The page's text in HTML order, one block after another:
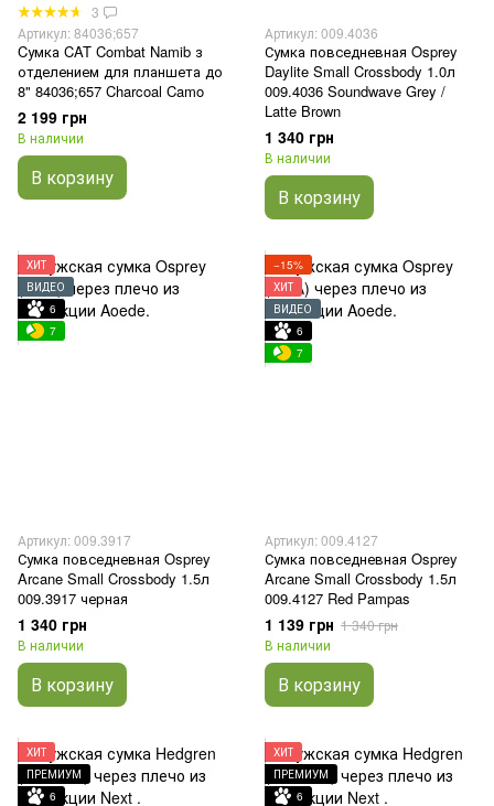
3
Артикул: 84036;657
Cумка CAT Combat Namib з
отделением для планшета до
8" 84036;657 Charcoal Camo
2 199 грн
В наличии
В корзину
Артикул: 009.4036
Сумка повседневная Osprey
Daylite Small Crossbody 1.0л
009.4036 Soundwave Grey /
Latte Brown
1 340 грн
В наличии
В корзину
ХИТ
ВИДЕО
6
7
Артикул: 009.3917
Сумка повседневная Osprey
Arcane Small Crossbody 1.5л
009.3917 черная
1 340 грн
В наличии
В корзину
−15%
ХИТ
ВИДЕО
6
7
Артикул: 009.4127
Сумка повседневная Osprey
Arcane Small Crossbody 1.5л
009.4127 Red Pampas
1 139 грн 1 340 грн
В наличии
В корзину
ХИТ
ПРЕМИУМ
6
ХИТ
ПРЕМИУМ
6